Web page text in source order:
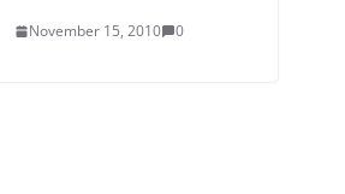
November 15, 2010 0